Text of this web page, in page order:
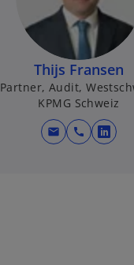
Thijs Fransen
Partner, Audit,
KPMG Schweiz
mail call
w